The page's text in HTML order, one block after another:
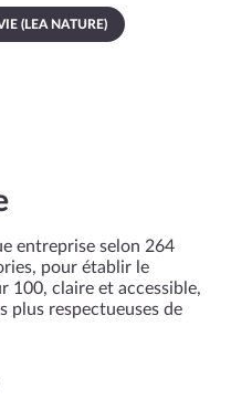
(LEA NATURE)
entreprise selon 264
pour établir le
100, claire et accessible,
plus respectueuses de